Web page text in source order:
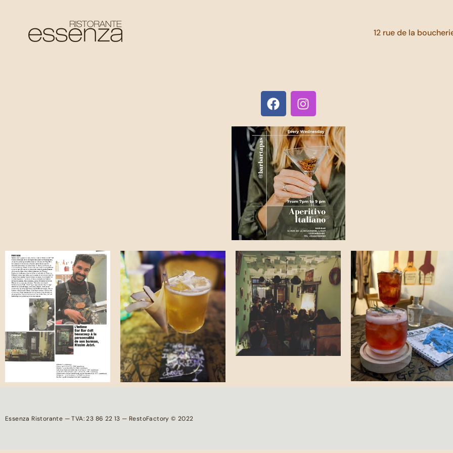
12 rue de la
Essenza Ristorante — TVA: 23 86 22 13 — RestoFactory © 2022